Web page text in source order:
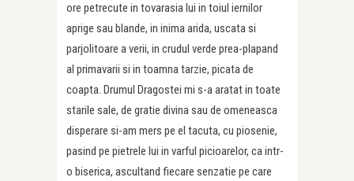
ore petrecute in tovarasia lui in toiul iernilor
aprige sau blande, in inima arida, uscata si
parjolitoare a verii, in crudul verde prea-plapand
al primavarii si in toamna tarzie, picata de
coapta. Drumul Dragostei mi s-a aratat in toate
starile sale, de gratie divina sau de omeneasca
disperare si-am mers pe el tacuta, cu piosenie,
pasind pe pietrele lui in varful picioarelor, ca intr-
o biserica, ascultand fiecare senzatie pe care